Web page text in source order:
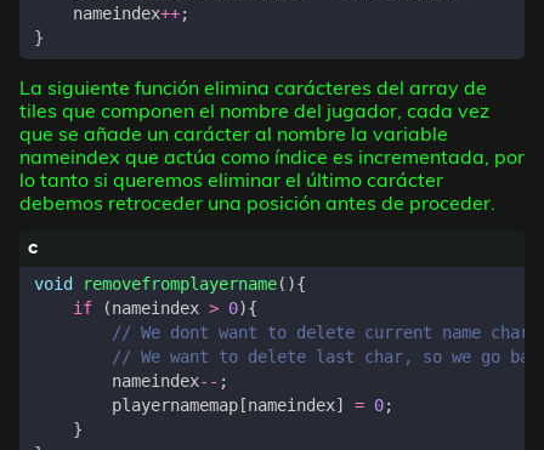
nameindex++;
}
La siguiente función elimina carácteres del array de
tiles que componen el nombre del jugador, cada vez
que se añade un carácter al nombre la variable
nameindex que actúa como índice es incrementada, por
lo tanto si queremos eliminar el último carácter
debemos retroceder una posición antes de proceder.
void removefromplayername(){
if
(nameindex > 0){
nameindex-- ;
playernamemap [nameindex] = 0;
}